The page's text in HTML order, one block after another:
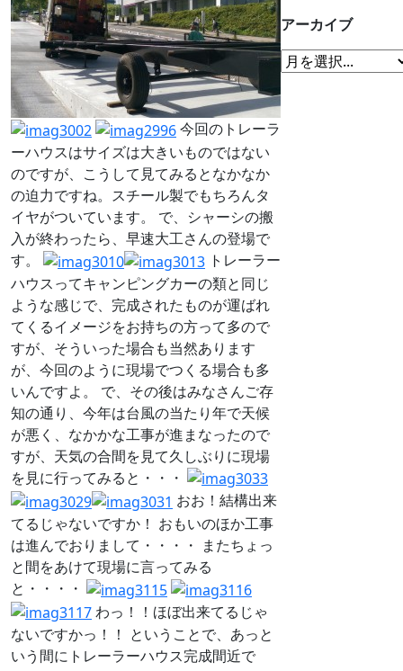
今回のトレーラ
ーハウスはサイズは大きいものではない
のですが、こうして見てみるとなかなか
の迫力ですね。スチール製でもちろんタ
イヤがついています。 で、シャーシの搬
入が終わったら、早速大工さんの登場で
す。
トレーラー
ハウスってキャンピングカーの類と同じ
ような感じで、完成されたものが運ばれ
てくるイメージをお持ちの方って多ので
すが、そういった場合も当然あります
が、今回のように現場でつくる場合も多
いんですよ。 で、その後はみなさんご存
知の通り、今年は台風の当たり年で天候
が悪く、なかかな工事が進まなったので
すが、天気の合間を見て久しぶりに現場
を見に行ってみると・・・
おお！結構出来
てるじゃないですか！ おもいのほか工事
は進んでおりまして・・・・ またちょっ
と間をあけて現場に言ってみる
と・・・・
わっ！！ほぼ出来てるじゃ
ないですかっ！！ ということで、あっと
いう間にトレーラーハウス完成間近で
アーカイブ